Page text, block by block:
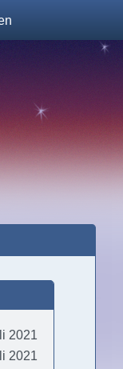
2021
2021